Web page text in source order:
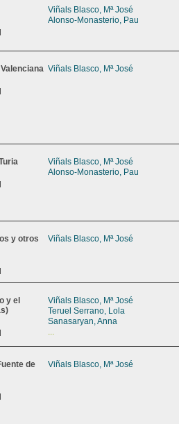
Viñals Blasco, Mª José
Alonso-Monasterio, Pau
Viñals Blasco, Mª José
Viñals Blasco, Mª José
Alonso-Monasterio, Pau
y otros
Viñals Blasco, Mª José
y el
Viñals Blasco, Mª José
Teruel Serrano, Lola
Sanasaryan, Anna
...
de
Viñals Blasco, Mª José